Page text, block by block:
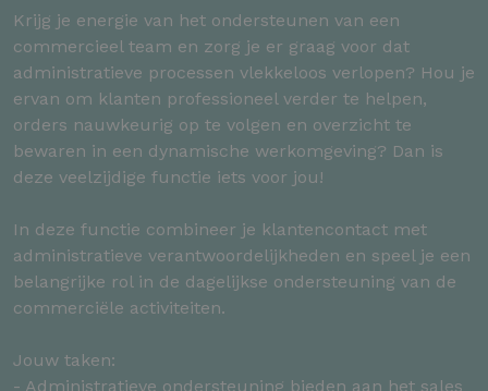
Krijg je energie van het ondersteunen van een
commercieel team en zorg je er graag voor dat
administratieve processen vlekkeloos verlopen? Hou je
ervan om klanten professioneel verder te helpen,
orders nauwkeurig op te volgen en overzicht te
bewaren in een dynamische werkomgeving? Dan is
deze veelzijdige functie iets voor jou!
In deze functie combineer je klantencontact met
administratieve verantwoordelijkheden en speel je een
belangrijke rol in de dagelijkse ondersteuning van de
commerciële activiteiten.
Jouw taken:
- Administratieve ondersteuning bieden aan het sales